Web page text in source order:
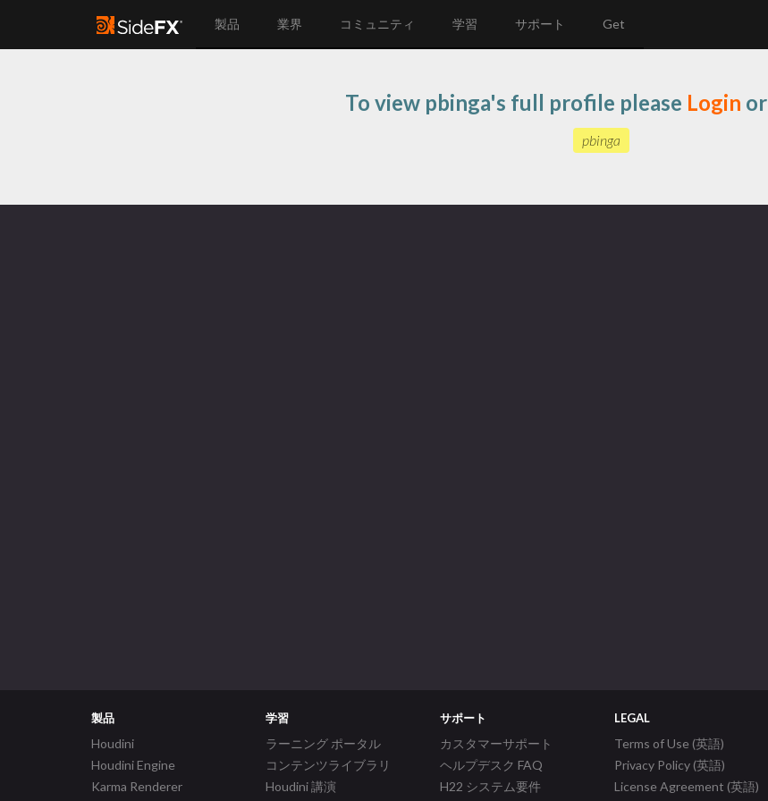
製品 業界 コミュニティ 学習 サポート Get
To view pbinga's full profile please Login or
pbinga
製品
Houdini
Houdini Engine
Karma Renderer
学習
ラーニング ポータル
コンテンツライブラリ
Houdini 講演
サポート
カスタマーサポート
ヘルプデスク FAQ
H22 システム要件
LEGAL
Terms of Use (英語)
Privacy Policy (英語)
License Agreement (英語)